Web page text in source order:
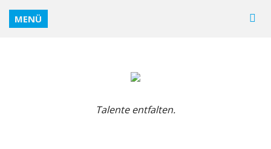
MENÜ
Talente entfalten.